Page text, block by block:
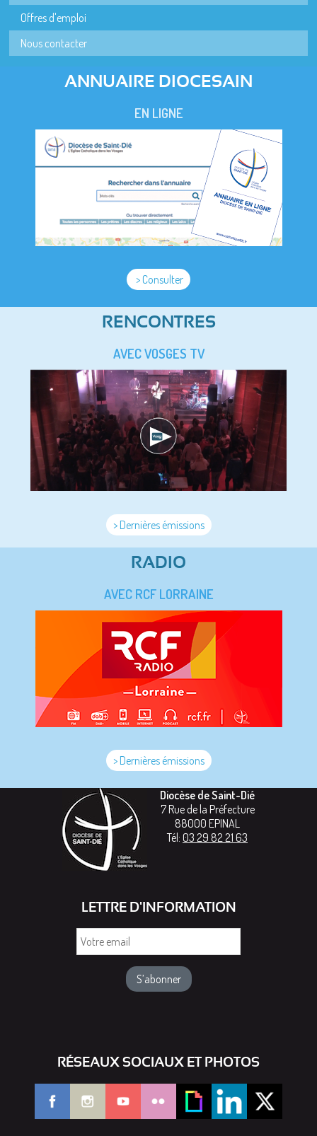
Offres d'emploi
Nous contacter
ANNUAIRE DIOCESAIN
EN LIGNE
> Consulter
RENCONTRES
AVEC VOSGES TV
> Dernières émissions
RADIO
AVEC RCF LORRAINE
> Dernières émissions
Diocèse de Saint-Dié
7 Rue de la Préfecture
88000 EPINAL
Tél: 03 29 82 21 63
LETTRE D'INFORMATION
RÉSEAUX SOCIAUX ET PHOTOS